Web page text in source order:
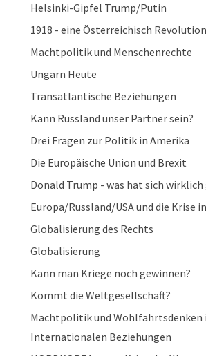
Helsinki-Gipfel Trump/Putin
1918 - eine Österreichisch
Machtpolitik und Menschenrechte
Ungarn Heute
Transatlantische Beziehungen
Kann Russland unser Partner sein?
Drei Fragen zur Politik in Amerika
Die Europäische Union und Brexit
Donald Trump - was hat sich wirklich
Europa/Russland/USA und die Krise
Globalisierung des Rechts
Globalisierung
Kann man Kriege noch gewinnen?
Kommt die Weltgesellschaft?
Machtpolitik und Wohlfahrtsdenken
Internationalen Beziehungen